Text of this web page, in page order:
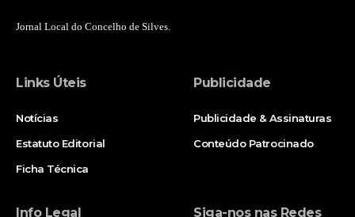
Jornal Local do Concelho de Silves.
Links Úteis
Notícias
Estatuto Editorial
Ficha Técnica
Publicidade
Publicidade & Assinaturas
Conteúdo Patrocinado
Info Legal Siga-nos nas Redes